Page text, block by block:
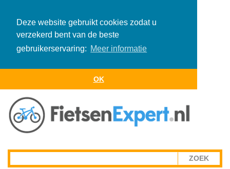
Deze website gebruikt cookies zodat u
verzekerd bent van de beste
gebruikerservaring: Meer informatie
OK